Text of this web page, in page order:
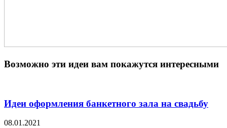
Возможно эти идеи вам покажутся интересными
Идеи оформления банкетного зала на свадьбу
08.01.2021